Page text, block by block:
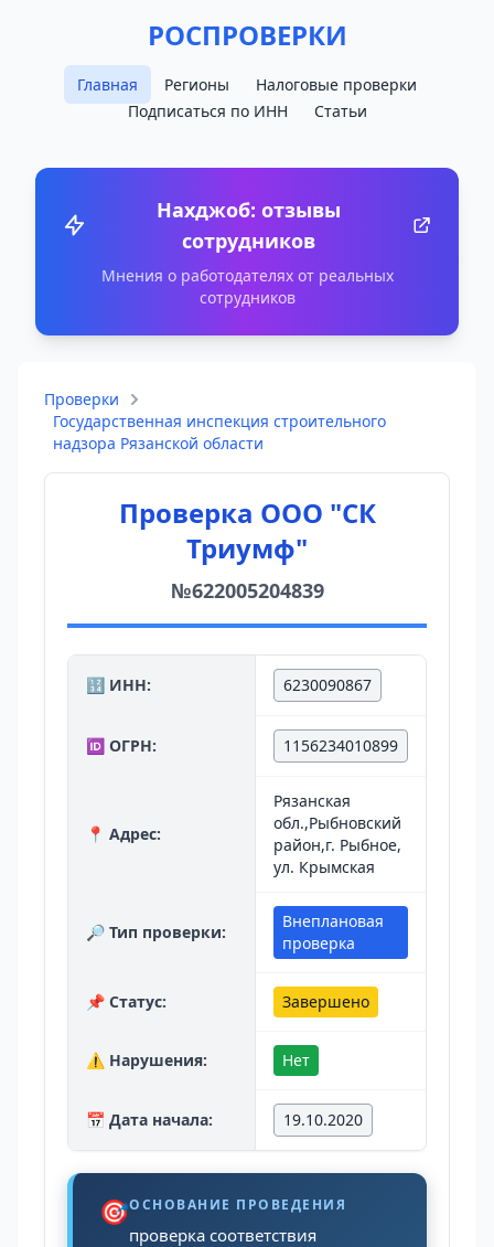
РОСПРОВЕРКИ
Главная Регионы
Налоговые проверки
Подписаться по ИНН
Статьи
Нахджоб: отзывы
сотрудников
Мнения о работодателях от реальных
сотрудников
Проверки
Государственная инспекция строительного
надзора Рязанской области
Проверка ООО "СК
Триумф"
№622005204839
🔢 ИНН: 6230090867
🆔 ОГРН: 1156234010899
📍 Адрес:
Рязанская
обл.,Рыбновский
район,г. Рыбное,
ул. Крымская
🔎 Тип проверки:
Внеплановая
проверка
📌 Статус: Завершено
⚠️ Нарушения: Нет
📅 Дата начала: 19.10.2020
🎯ОСНОВАНИЕ ПРОВЕДЕНИЯ
проверка соответствия